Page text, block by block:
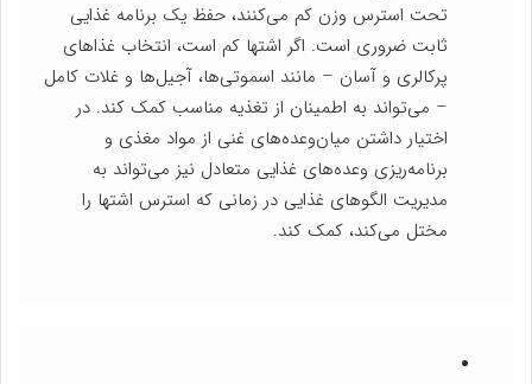
تحت استرس وزن کم می‌کنند، حفظ یک برنامه غذایی
ثابت ضروری است. اگر اشتها کم است، انتخاب غذاهای
پرکالری و آسان – مانند اسموتی‌ها، آجیل‌ها و غلات کامل
– می‌تواند به اطمینان از تغذیه مناسب کمک کند. در
اختیار داشتن میان‌وعده‌های غنی از مواد مغذی و
برنامه‌ریزی وعده‌های غذایی متعادل نیز می‌تواند به
مدیریت الگوهای غذایی در زمانی که استرس اشتها را
مختل می‌کند، کمک کند.